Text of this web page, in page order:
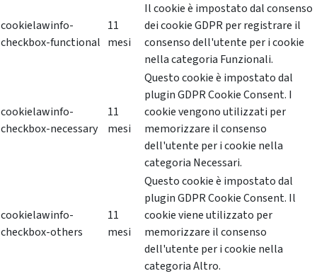
cookielawinfo-
checkbox-functional
11
mesi
Il cookie è impostato dal consenso
dei cookie GDPR per registrare il
consenso dell'utente per i cookie
nella categoria Funzionali.
cookielawinfo-
checkbox-necessary
11
mesi
Questo cookie è impostato dal
plugin GDPR Cookie Consent. I
cookie vengono utilizzati per
memorizzare il consenso
dell'utente per i cookie nella
categoria Necessari.
cookielawinfo-
checkbox-others
11
mesi
Questo cookie è impostato dal
plugin GDPR Cookie Consent. Il
cookie viene utilizzato per
memorizzare il consenso
dell'utente per i cookie nella
categoria Altro.